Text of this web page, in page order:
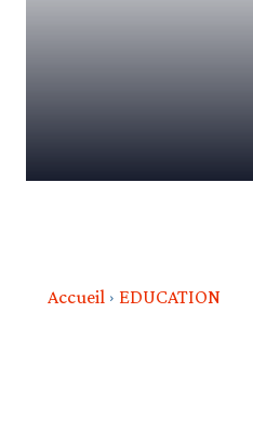
Accueil EDUCATION